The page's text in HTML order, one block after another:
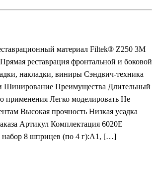
материал Filtek® Z250 3M
реставрация фронтальной и боковой
накладки, виниры Сэндвич-техника
Шинирование Преимущества Длительный
применения Легко моделировать Не
Высокая прочность Низкая усадка
Артикул Комплектация 6020E
набор 8 шприцев (по 4 г):A1, […]